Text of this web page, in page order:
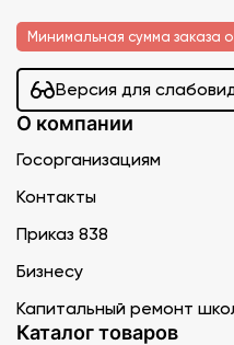
Минимальная сумма заказа
Версия для
О компании
Госорганизациям
Контакты
Приказ 838
Бизнесу
Капитальный ремонт
Каталог товаров